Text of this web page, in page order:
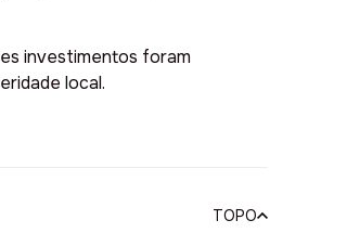
investimentos foram
local.
TOPO